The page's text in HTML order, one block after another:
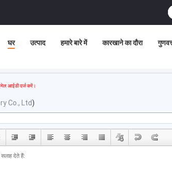
घर उत्पाद हमारे बारे में कारखाने का दौरा
आईडी दर्ज करें।
Co., Ltd)